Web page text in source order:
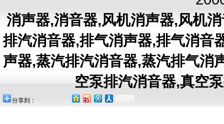
消声器,消音器,风机消声器,风机
排汽消音器,排气消声器,排气消音
声器,蒸汽排汽消音器,蒸汽排气消
空泵排汽消音器,真空
分享到：